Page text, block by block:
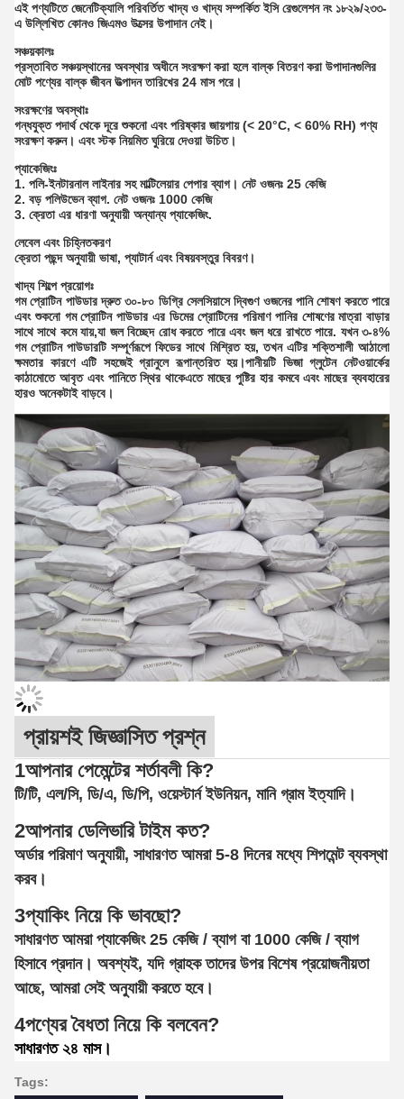
এই পণ্যটিতে জেনেটিক্যালি পরিবর্তিত খাদ্য ও খাদ্য সম্পর্কিত ইসি রেগুলেশন নং ১৮২৯/২৩৩-
এ উল্লিখিত কোনও জিএমও উত্সের উপাদান নেই।
সঞ্চয়কালঃ
প্রস্তাবিত সঞ্চয়স্থানের অবস্থার অধীনে সংরক্ষণ করা হলে বাল্ক বিতরণ করা উপাদানগুলির
মোট পণ্যের বাল্ক জীবন উত্পাদন তারিখের 24 মাস পরে।
সংরক্ষণের অবস্থাঃ
গন্ধযুক্ত পদার্থ থেকে দূরে শুকনো এবং পরিষ্কার জায়গায় (< 20°C, < 60% RH) পণ্য
সংরক্ষণ করুন। এবং স্টক নিয়মিত ঘুরিয়ে দেওয়া উচিত।
প্যাকেজিংঃ
1. পলি-ইনটারনাল লাইনার সহ মাল্টিলেয়ার পেপার ব্যাগ। নেট ওজনঃ 25 কেজি
2. বড় পলিউভেন ব্যাগ. নেট ওজনঃ 1000 কেজি
3. ক্রেতা এর ধারণা অনুযায়ী অন্যান্য প্যাকেজিং.
লেবেল এবং চিহ্নিতকরণ
ক্রেতা পছন্দ অনুযায়ী ভাষা, প্যাটার্ন এবং বিষয়বস্তুর বিবরণ।
খাদ্য শিল্পে প্রয়োগঃ
গম প্রোটিন পাউডার দ্রুত ৩০-৮০ ডিগ্রি সেলসিয়াসে দ্বিগুণ ওজনের পানি শোষণ করতে পারে
এবং শুকনো গম প্রোটিন পাউডার এর ডিমের প্রোটিনের পরিমাণ পানির শোষণের মাত্রা বাড়ার
সাথে সাথে কমে যায়,যা জল বিচ্ছেদ রোধ করতে পারে এবং জল ধরে রাখতে পারে. যখন ৩-৪%
গম প্রোটিন পাউডারটি সম্পূর্ণরূপে ফিডের সাথে মিশ্রিত হয়, তখন এটির শক্তিশালী আঠালো
ক্ষমতার কারণে এটি সহজেই গ্রানুলে রূপান্তরিত হয়।পানীয়টি ভিজা গ্লুটেন নেটওয়ার্কের
কাঠামোতে আবৃত এবং পানিতে স্থির থাকেএতে মাছের পুষ্টির হার কমবে এবং মাছের ব্যবহারের
হারও অনেকটাই বাড়বে।
প্রায়শই জিজ্ঞাসিত প্রশ্ন
1আপনার পেমেন্টের শর্তাবলী কি?
টি/টি, এল/সি, ডি/এ, ডি/পি, ওয়েস্টার্ন ইউনিয়ন, মানি গ্রাম ইত্যাদি।
2আপনার ডেলিভারি টাইম কত?
অর্ডার পরিমাণ অনুযায়ী, সাধারণত আমরা 5-8 দিনের মধ্যে শিপমেন্ট ব্যবস্থা
করব।
3প্যাকিং নিয়ে কি ভাবছো?
সাধারণত আমরা প্যাকেজিং 25 কেজি / ব্যাগ বা 1000 কেজি / ব্যাগ
হিসাবে প্রদান। অবশ্যই, যদি গ্রাহক তাদের উপর বিশেষ প্রয়োজনীয়তা
আছে, আমরা সেই অনুযায়ী করতে হবে।
4পণ্যের বৈধতা নিয়ে কি বলবেন?
সাধারণত ২৪ মাস।
Tags: